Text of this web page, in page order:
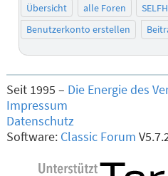
Übersicht alle Foren
Benutzerkonto erstellen
Seit 1995 – Die Energie des
Impressum
Datenschutz
Software: Classic Forum